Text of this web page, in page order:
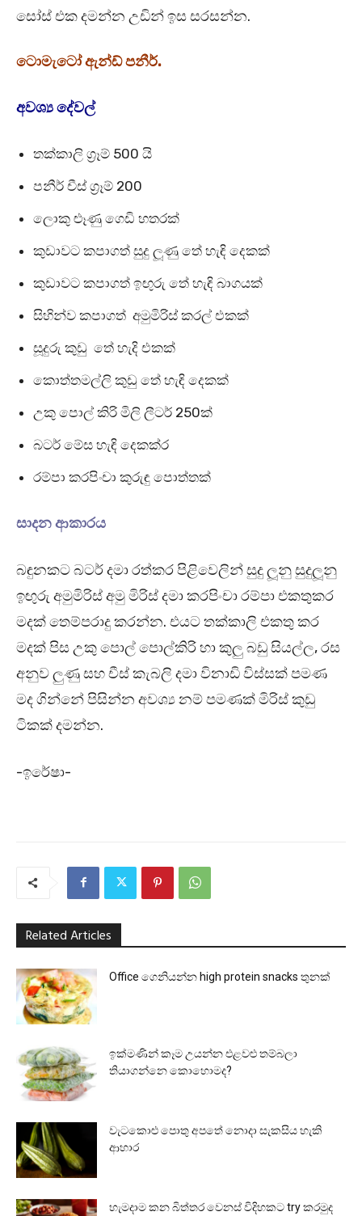
සෝස් එක දමන්න උඩින් ඉස සරසන්න.
ටොමැටෝ ඇන්ඩ් පනීර්.
අවශ්‍ය දේවල්
තක්කාලි ග්‍රෑම් 500 යි
පනීර් චීස් ග්‍රෑම් 200
ලොකු ළූණු ගෙඩි හතරක්
කුඩාවට කපාගත් සුදු ලූණු තේ හැඳි දෙකක්
කුඩාවට කපාගත් ඉඟුරු තේ හැඳි බාගයක්
සිහින්ව කපාගත් අමුමිරිස් කරල් එකක්
සූදුරු කුඩු තේ හැදි එකක්
කොත්තමල්ලි කුඩු තේ හැඳි දෙකක්
උකු පොල් කිරි මිලි ලීටර් 250ක්
බටර් මේස හැඳි දෙකක්ර
රම්පා කරපිංචා කුරුඳු පොත්තක්
සාදන ආකාරය
බඳුනකට බටර් දමා රත්කර පිළිවෙලින් සුදු ලූනු සුදුලූනු
ඉඟුරු අමුමිරිස් අමු මිරිස් දමා කරපිංචා රම්පා එකතුකර
මදක් තෙම්පරාදු කරන්න. එයට තක්කාලි එකතු කර
මදක් පිස උකු පොල් පොල්කිරි හා කුලු බඩු සියල්ල, රස
අනුව ලුණු සහ චීස් කැබලි දමා විනාඩි විස්සක් පමණ
මද ගින්නේ පිසින්න අවශ්‍ය නම් පමණක් මිරිස් කුඩු
ටිකක් දමන්න.
-ඉරේෂා-
Related Articles
Office ගෙනියන්න high protein snacks තුනක්
ඉක්මණින් කෑම උයන්න එළවළු තම්බලා
තියාගන්නෙ කොහොමද?
වැටකොළු පොතු අපතේ නොදා සැකසිය හැකි
ආහාර
හැමදාම කන බිත්තර වෙනස් විදිහකට try කරමුද